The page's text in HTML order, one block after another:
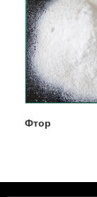
Фтор